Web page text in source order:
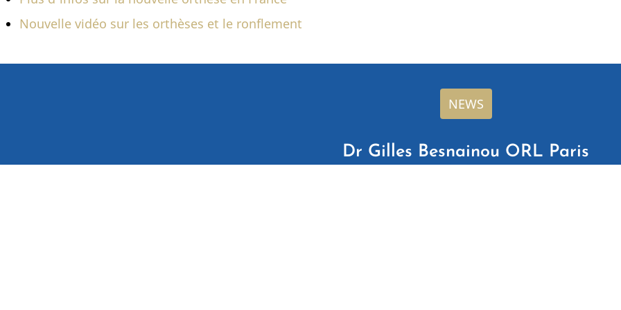
Nouvelle vidéo sur les orthèses et le ronflement
NEWS
Dr Gilles Besnainou ORL Paris